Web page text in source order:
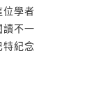
位學者
讀不一
紀念